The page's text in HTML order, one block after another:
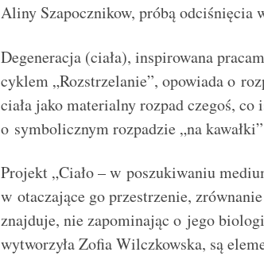
Aliny Szapocznikow, próbą odciśnięcia
Degeneracja (ciała), inspirowana
cyklem „Rozstrzelanie”, opowiada o
ciała jako materialny rozpad czegoś,
o symbolicznym rozpadzie „na
Projekt „Ciało – w poszukiwaniu
w otaczające go przestrzenie,
znajduje, nie zapominając o jego
wytworzyła Zofia Wilczkowska, są